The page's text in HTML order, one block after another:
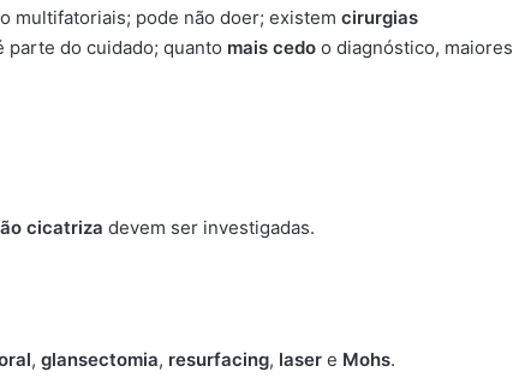
multifatoriais; pode não doer; existem cirurgias
parte do cuidado; quanto mais cedo o diagnóstico, maiores
cicatriza devem ser investigadas.
, glansectomia, resurfacing, laser e Mohs.